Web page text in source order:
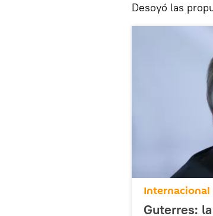
Desoyó las
Internacional
Guterres: